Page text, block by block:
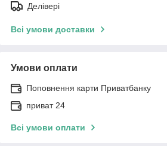
Делівері
Всі умови доставки
Умови оплати
Поповнення карти Приватбанку
приват 24
Всі умови оплати